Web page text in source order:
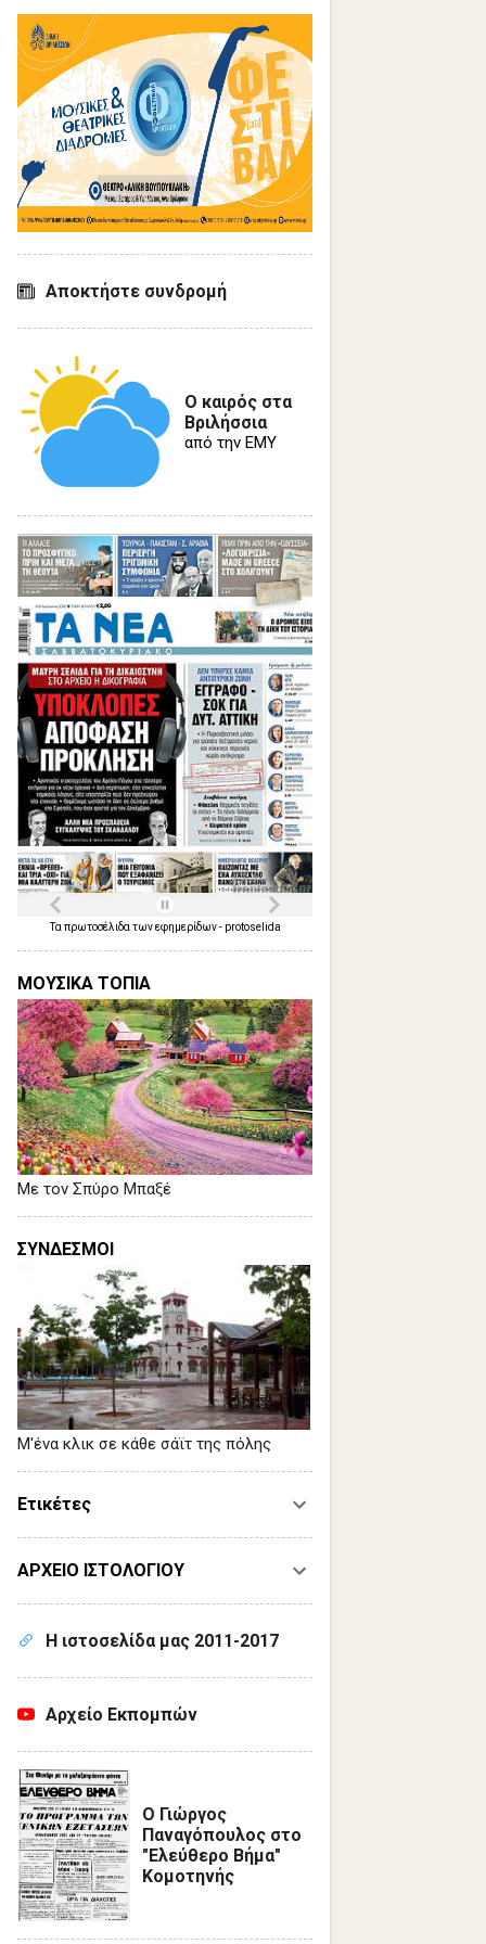
Αποκτήστε συνδρομή
Ο καιρός στα
Βριλήσσια
από την ΕΜΥ
Τα πρωτοσέλιδα τωνεφημερίδων- protoselida
ΜΟΥΣΙΚΑ ΤΟΠΙΑ
Με τον Σπύρο Μπαξέ
ΣΥΝΔΕΣΜΟΙ
Μ'ένα κλικ σε κάθε σάϊτ της πόλης
Ετικέτες
ΑΡΧΕΙΟ ΙΣΤΟΛΟΓΙΟΥ
Η ιστοσελίδα μας 2011-2017
Αρχείο Εκπομπών
Ο Γιώργος
Παναγόπουλος στο
"Ελεύθερο Βήμα"
Κομοτηνής